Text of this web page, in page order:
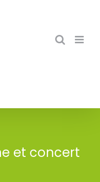
et concert